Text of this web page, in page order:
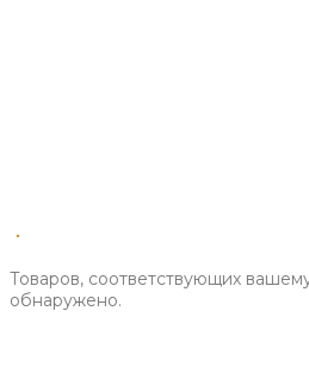
Товаров, соответствующих
обнаружено.